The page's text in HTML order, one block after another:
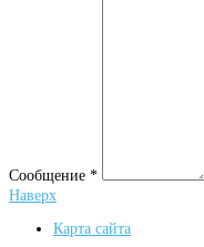
Сообщение *
Наверх
Карта сайта